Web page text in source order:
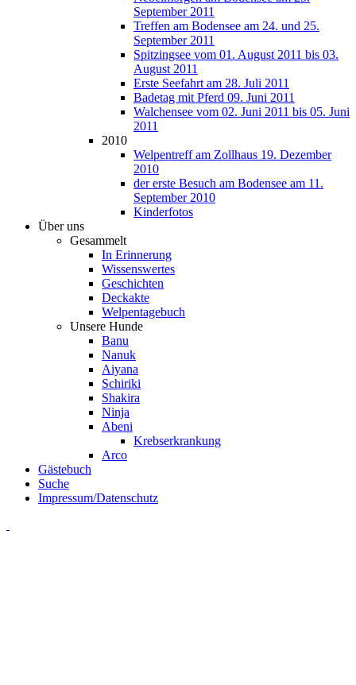
September 2011
Treffen am Bodensee am 24. und 25.
September 2011
Spitzingsee vom 01. August 2011 bis 03.
August 2011
Erste Seefahrt am 28. Juli 2011
Badetag mit Pferd 09. Juni 2011
Walchensee vom 02. Juni 2011 bis 05. Juni
2011
2010
Welpentreff am Zollhaus 19. Dezember
2010
der erste Besuch am Bodensee am 11.
September 2010
Kinderfotos
Über uns
Gesammelt
In Erinnerung
Wissenswertes
Geschichten
Deckakte
Welpentagebuch
Unsere Hunde
Banu
Nanuk
Aiyana
Schiriki
Shakira
Ninja
Abeni
Krebserkrankung
Arco
Gästebuch
Suche
Impressum/Datenschutz